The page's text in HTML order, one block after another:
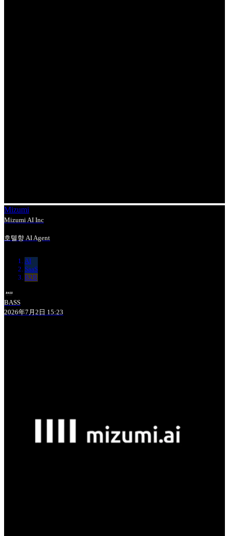
Mizumi
Mizumi AI Inc
호텔향 AI Agent
AI
SaaS
B2B
BASS
2026年7月2日 15:23